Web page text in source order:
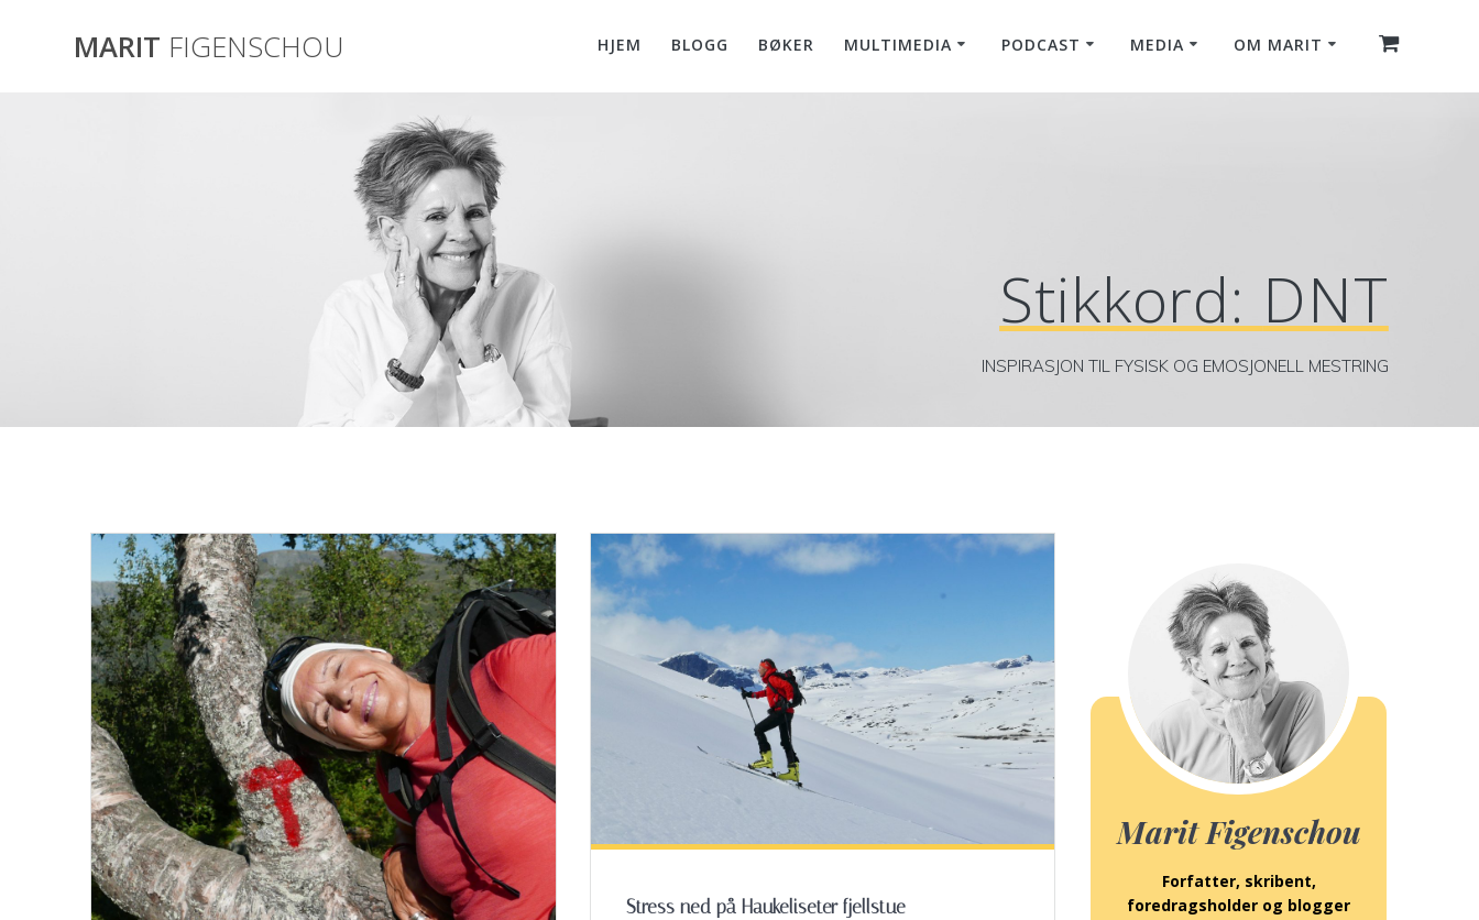
MARIT FIGENSCHOU HJEM BLOGG BØKER MULTIMEDIA PODCAST MEDIA OM MARIT
Stikkord: DNT
INSPIRASJON TIL FYSISK OG EMOSJONELL MESTRING
Stress ned på Haukeliseter fjellstue
Marit Figenschou
Forfatter, skribent,
foredragsholder og blogger